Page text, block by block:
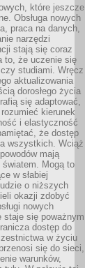
które jeszcze
Obsługa nowych
praca na danych,
narzędzi
stają się coraz
to, że uczenie się
studiami. Wręcz
aktualizowania
dorosłego życia
się adaptować,
kierunek
i elastyczność
że dostęp
wszystkich. Wciąż
mają
Mogą to
w słabiej
o niższych
okazji zdobyć
nowych
staje się poważnym
dostęp do
w życiu
się do sieci,
warunków,